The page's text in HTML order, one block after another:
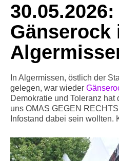
Wer, wie, was?
OMAS in Aktion
Info-Links gegen Rechts
30.05.2026:
Gänserock
In Algermissen, östlich der
gelegen, war wieder
Demokratie und Toleranz
uns OMAS GEGEN
Infostand dabei sein wollten.